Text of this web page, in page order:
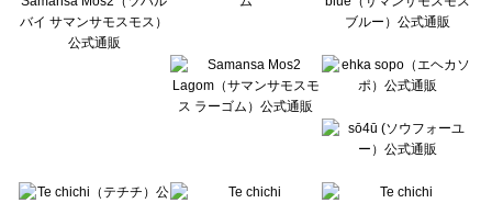
BETTY'S BLUE（べティーズブルー）のハット・帽子一覧
Wpc.（ワールドパーティー）のハット・帽子一覧